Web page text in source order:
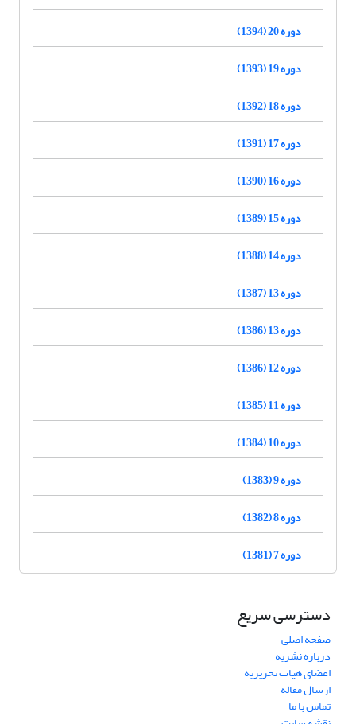
دوره 20 (1394)
دوره 19 (1393)
دوره 18 (1392)
دوره 17 (1391)
دوره 16 (1390)
دوره 15 (1389)
دوره 14 (1388)
دوره 13 (1387)
دوره 13 (1386)
دوره 12 (1386)
دوره 11 (1385)
دوره 10 (1384)
دوره 9 (1383)
دوره 8 (1382)
دوره 7 (1381)
دسترسی سریع
صفحه اصلی
درباره نشریه
اعضای هیات تحریریه
ارسال مقاله
تماس با ما